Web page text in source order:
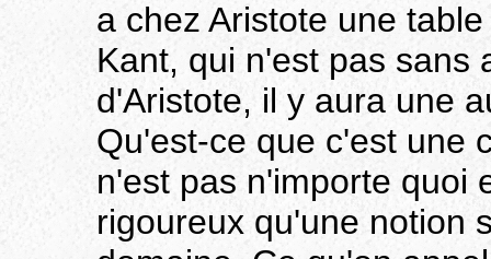
a chez Aristote une
Kant, qui n'est pas sans
d'Aristote, il y aura une
Qu'est-ce que c'est une
n'est pas n'importe quoi
rigoureux qu'une notion